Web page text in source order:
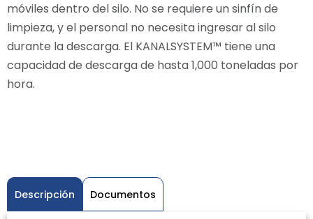
móviles dentro del silo. No se requiere un sinfín de
limpieza, y el personal no necesita ingresar al silo
durante la descarga. El KANALSYSTEM™ tiene una
capacidad de descarga de hasta 1,000 toneladas por
hora.
Descripción Documentos